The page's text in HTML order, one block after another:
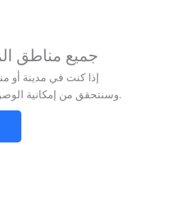
جميع مناطق
إذا كنت في مدينة أو
وسنتحقق من إمكانية الوصول إليك في أسرع وقت.